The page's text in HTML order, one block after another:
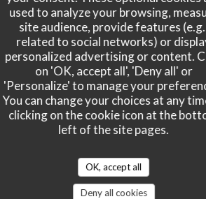
used to analyze your browsing,
site audience, provide features
related to social networks) or
personalized advertising or content.
on 'OK, accept all', 'Deny all' or
'Personalize' to manage your
You can change your choices at any
clicking on the cookie icon at the
left of the site pages.
OK, accept all
Deny all cookies
ratings
/5 Value:5/5